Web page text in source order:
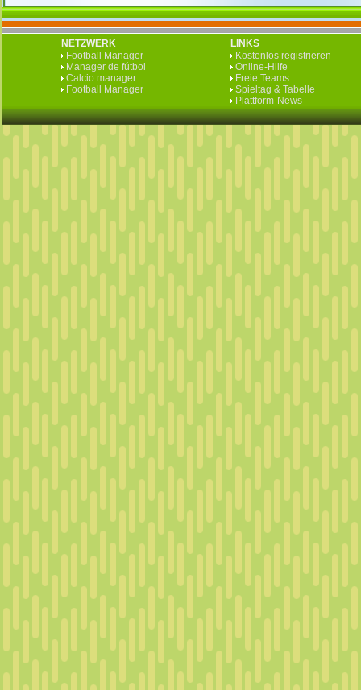
NETZWERK
Football Manager
Manager de fútbol
Calcio manager
Football Manager
LINKS
Kostenlos registrieren
Online-Hilfe
Freie Teams
Spieltag & Tabelle
Plattform-News